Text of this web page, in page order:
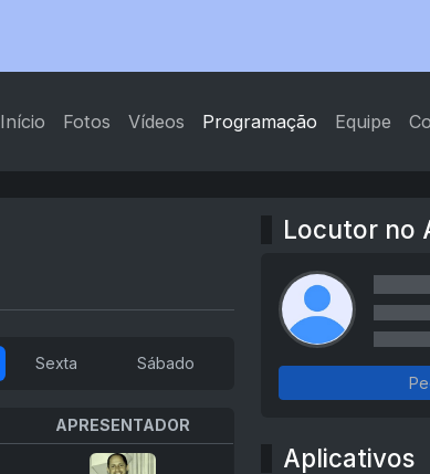
Início Fotos Vídeos Programação Equipe
Sexta Sábado
APRESENTADOR
Locutor no
Aplicativos